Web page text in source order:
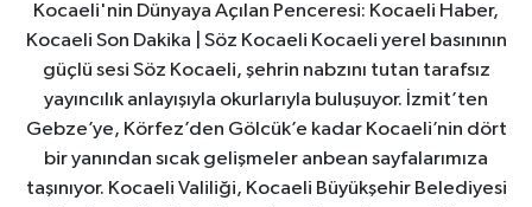
Kocaeli'nin Dünyaya Açılan Penceresi: Kocaeli Haber,
Kocaeli Son Dakika | Söz Kocaeli Kocaeli yerel basınının
güçlü sesi Söz Kocaeli, şehrin nabzını tutan tarafsız
yayıncılık anlayışıyla okurlarıyla buluşuyor. İzmit’ten
Gebze’ye, Körfez’den Gölcük’e kadar Kocaeli’nin dört
bir yanından sıcak gelişmeler anbean sayfalarımıza
taşınıyor. Kocaeli Valiliği, Kocaeli Büyükşehir Belediyesi